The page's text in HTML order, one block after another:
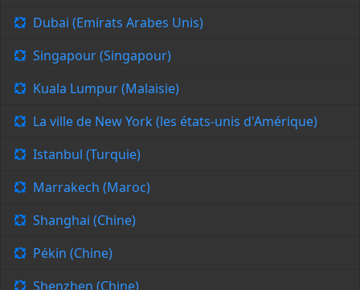
Dubai (Emirats Arabes Unis)
Singapour (Singapour)
Kuala Lumpur (Malaisie)
La ville de New York (les états-unis d'Amérique)
Istanbul (Turquie)
Marrakech (Maroc)
Shanghai (Chine)
Pékin (Chine)
Shenzhen (Chine)